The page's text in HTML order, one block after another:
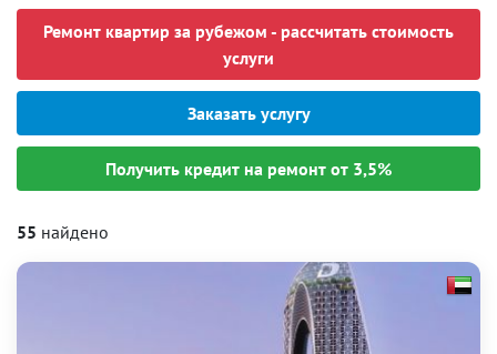
Ремонт квартир за рубежом - рассчитать стоимость
услуги
Заказать услугу
Получить кредит на ремонт от 3,5%
55 найдено